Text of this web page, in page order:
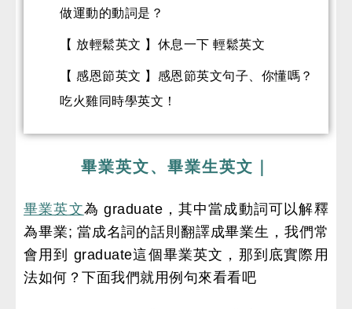
做運動的動詞是？
【 放輕鬆英文 】休息一下 輕鬆英文
【 感恩節英文 】感恩節英文句子、你懂嗎？
吃火雞同時學英文！
畢業英文、畢業生英文｜
畢業英文為 graduate，其中當成動詞可以解釋
為畢業; 當成名詞的話則翻譯成畢業生，我們常
會用到 graduate這個畢業英文，那到底實際用
法如何？下面我們就用例句來看看吧